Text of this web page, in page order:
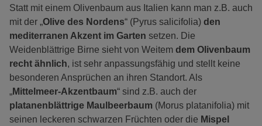
Statt mit einem Olivenbaum aus Italien kann man z.B. auch
mit der „Olive des Nordens“ (Pyrus salicifolia) den
mediterranen Akzent im Garten setzen. Die
Weidenblättrige Birne sieht von Weitem dem Olivenbaum
recht ähnlich, ist sehr anpassungsfähig und stellt keine
besonderen Ansprüchen an ihren Standort. Als
„Mittelmeer-Akzentbaum“ sind z.B. auch der
platanenblättrige Maulbeerbaum (Morus platanifolia) mit
seinen leckeren schwarzen Früchten oder die Mispel